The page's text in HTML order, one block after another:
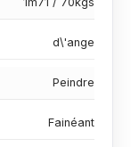
d\'ange
Peindre
Fainéant